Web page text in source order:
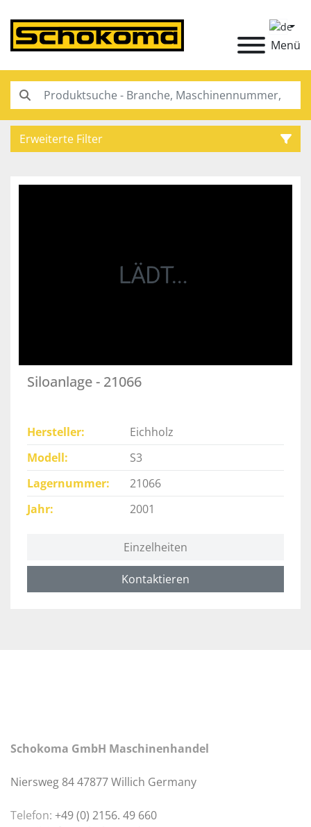
Menü
Erweiterte Filter
Siloanlage - 21066
Hersteller
Eichholz
Modell
S3
Lagernummer
21066
Jahr
2001
Einzelheiten
Kontaktieren
Schokoma GmbH Maschinenhandel
Niersweg 84 47877 Willich Germany
Telefon: +49 (0) 2156. 49 660